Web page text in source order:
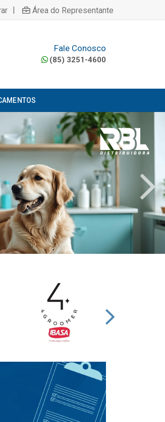
| Área do Representante
Fale Conosco
(85) 3251-4600